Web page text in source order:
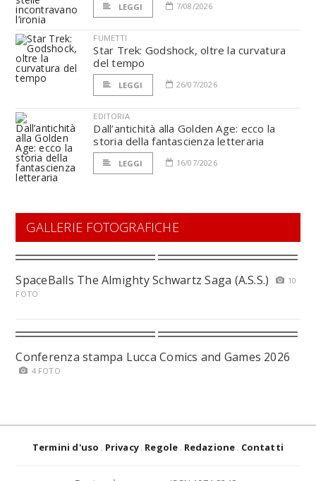
LEGGI 7/08/2026
FUMETTI
Star Trek: Godshock, oltre la curvatura
del tempo
LEGGI 26/07/2026
EDITORIA
Dall’antichità alla Golden Age: ecco la
storia della fantascienza letteraria
LEGGI 16/07/2026
GALLERIE FOTOGRAFICHE
SpaceBalls The Almighty Schwartz Saga (A.S.S.)
10
FOTO
Conferenza stampa Lucca Comics and Games 2026
4 FOTO
Termini d'uso Privacy Regole Redazione Contatti